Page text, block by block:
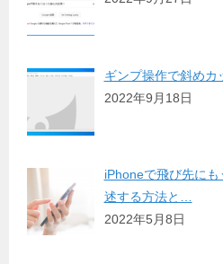
ギンプ操作で斜めカ
2022年9月18日
iPhoneで飛び先に
述する方法と…
2022年5月8日